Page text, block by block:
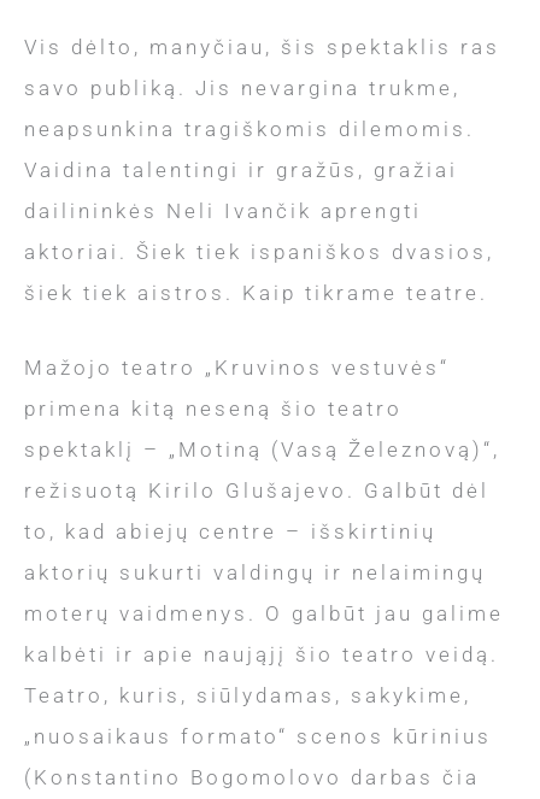
Vis dėlto, manyčiau, šis spektaklis ras
savo publiką. Jis nevargina trukme,
neapsunkina tragiškomis dilemomis.
Vaidina talentingi ir gražūs, gražiai
dailininkės Neli Ivančik aprengti
aktoriai. Šiek tiek ispaniškos dvasios,
šiek tiek aistros. Kaip tikrame teatre.
Mažojo teatro „Kruvinos vestuvės“
primena kitą neseną šio teatro
spektaklį – „Motiną (Vasą Železnovą)“,
režisuotą Kirilo Glušajevo. Galbūt dėl
to, kad abiejų centre – išskirtinių
aktorių sukurti valdingų ir nelaimingų
moterų vaidmenys. O galbūt jau galime
kalbėti ir apie naująjį šio teatro veidą.
Teatro, kuris, siūlydamas, sakykime,
„nuosaikaus formato“ scenos kūrinius
(Konstantino Bogomolovo darbas čia